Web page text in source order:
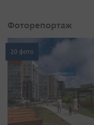
Фоторепортаж
20 фото